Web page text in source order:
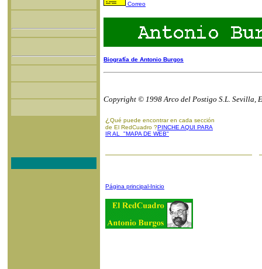
Correo
Biografía de Antonio Burgos
Copyright © 1998 Arco del Postigo S.L. Sevilla,
¿ Qué puede encontrar en cada sección
de El RedCuadro ?PINCHE AQUI PARA
IR AL "MAPA DE WEB"
Página principal-Inicio